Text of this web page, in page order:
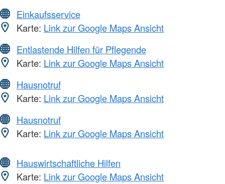
Einkaufsservice
Karte: Link zur Google Maps Ansicht
Entlastende Hilfen für Pflegende
Karte: Link zur Google Maps Ansicht
Hausnotruf
Karte: Link zur Google Maps Ansicht
Hausnotruf
Karte: Link zur Google Maps Ansicht
Hauswirtschaftliche Hilfen
Karte: Link zur Google Maps Ansicht